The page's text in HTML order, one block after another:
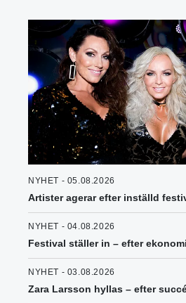
NYHET - 05.08.2026
Artister agerar efter inställd
NYHET - 04.08.2026
Festival ställer in – efter
NYHET - 03.08.2026
Zara Larsson hyllas – efter